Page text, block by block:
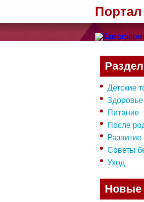
Детские
Здоровье
Питание
После
Развитие
Советы
Уход
Новые